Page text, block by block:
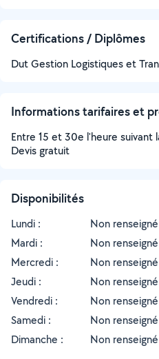
Certifications / Diplômes
Dut Gestion Logistiques et
Informations tarifaires et
Entre 15 et 30e l'heure suivant
Devis gratuit
Disponibilités
Lundi :
Non renseigné
Mardi :
Non renseigné
Mercredi :
Non renseigné
Jeudi :
Non renseigné
Vendredi :
Non renseigné
Samedi :
Non renseigné
Dimanche :
Non renseigné